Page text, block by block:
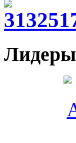
Лидеры